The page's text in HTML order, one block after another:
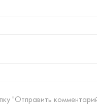
"Отправить